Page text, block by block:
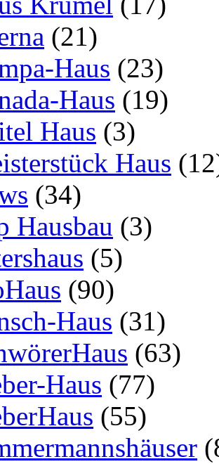
(21)
Haus (23)
Haus (19)
Haus (3)
Haus
(34)
Hausbau (3)
(5)
(90)
Haus (31)
(63)
Haus (77)
(55)